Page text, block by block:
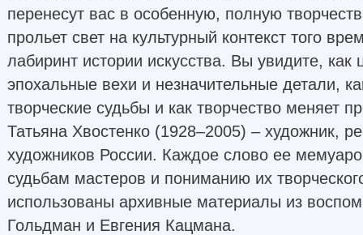
перенесут вас в особенную, полную
прольет свет на культурный контекст того
лабиринт истории искусства. Вы увидите, как
эпохальные вехи и незначительные детали,
творческие судьбы и как творчество меняет
Татьяна Хвостенко (1928–2005) – художник,
художников России. Каждое слово ее
судьбам мастеров и пониманию их
использованы архивные материалы из
Гольдман и Евгения Кацмана.